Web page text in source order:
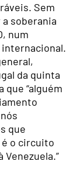
Sem
soberania
num
da quinta
que “alguém
que
é o circuito
Venezuela.”